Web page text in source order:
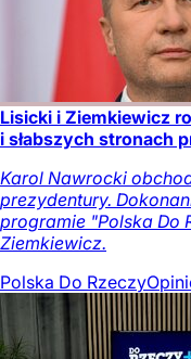
Lisicki i Ziemkiewicz
i słabszych stronach
Karol Nawrocki
prezydentury.
programie "Polska Do
Ziemkiewicz.
Polska Do Rzeczy